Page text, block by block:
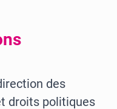
des
droits politiques